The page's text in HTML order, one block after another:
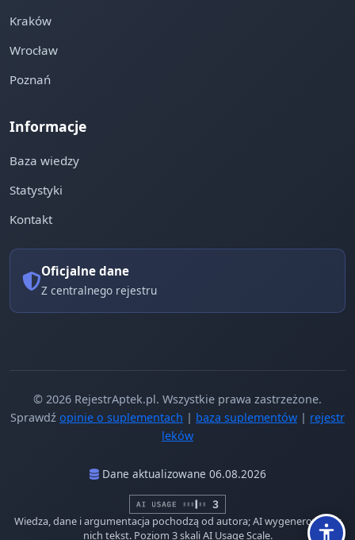
Kraków
Wrocław
Poznań
Informacje
Baza wiedzy
Statystyki
Kontakt
Oficjalne dane
Z centralnego rejestru
© 2026 RejestrAptek.pl. Wszystkie prawa zastrzeżone.
Sprawdź opinie o suplementach | baza suplementów | rejestr
leków
Dane aktualizowane 06.08.2026
Wiedza, dane i argumentacja pochodzą od autora; AI wygenerowało z
nich tekst. Poziom 3 skali AI Usage Scale.